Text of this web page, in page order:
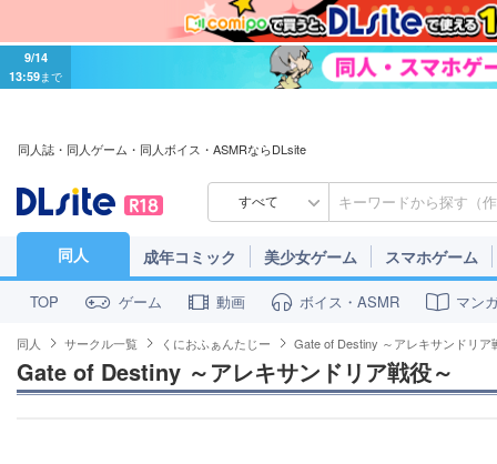
9/14
13:59まで
同人誌・同人ゲーム・同人ボイス・ASMRならDLsite
すべて
同人 成年コミック 美少女ゲーム スマホゲーム
TOP ゲーム 動画 ボイス・ASMR マン
同人 サークル一覧 くにおふぁんたじー Gate of Destiny ～アレキサンドリア
Gate of Destiny ～アレキサンドリア戦役～